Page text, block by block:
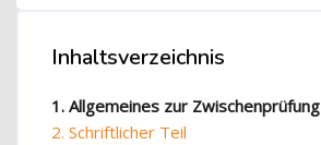
Inhaltsverzeichnis überspringen
Inhaltsverzeichnis
1. Allgemeines zur Zwischenprüfung
2. Schriftlicher Teil